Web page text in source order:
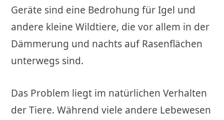
Geräte sind eine Bedrohung für Igel und
andere kleine Wildtiere, die vor allem in der
Dämmerung und nachts auf Rasenflächen
unterwegs sind.
Das Problem liegt im natürlichen Verhalten
der Tiere. Während viele andere Lebewesen